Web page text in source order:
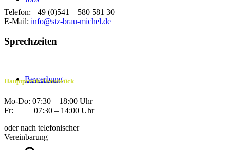
Bewerbung
Telefon: +49 (0)541 – 580 581 30
E-Mail: info@stz-brau-michel.de
Sprechzeiten
Hauptpraxis Osnabrück
Mo-Do: 07:30 – 18:00 Uhr
Fr: 07:30 – 14:00 Uhr
oder nach telefonischer
Vereinbarung